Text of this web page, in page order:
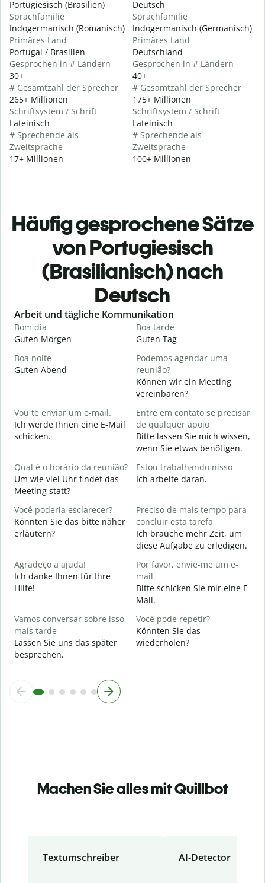
Portugiesisch (Brasilien)
Sprachfamilie
Indogermanisch (Romanisch)
Primäres Land
Portugal / Brasilien
Gesprochen in # Ländern
30+
# Gesamtzahl der Sprecher
265+ Millionen
Schriftsystem / Schrift
Lateinisch
# Sprechende als
Zweitsprache
17+ Millionen
Deutsch
Sprachfamilie
Indogermanisch (Germanisch)
Primäres Land
Deutschland
Gesprochen in # Ländern
40+
# Gesamtzahl der Sprecher
175+ Millionen
Schriftsystem / Schrift
Lateinisch
# Sprechende als
Zweitsprache
100+ Millionen
Häufig gesprochene Sätze
von Portugiesisch
(Brasilianisch) nach
Deutsch
Slide 1 of 6
Arbeit und tägliche Kommunikation
Bom dia
Guten Morgen
Boa tarde
Guten Tag
Boa noite
Guten Abend
Podemos agendar uma
reunião?
Können wir ein Meeting
vereinbaren?
Vou te enviar um e-mail.
Ich werde Ihnen eine E-Mail
schicken.
Entre em contato se precisar
de qualquer apoio
Bitte lassen Sie mich wissen,
wenn Sie etwas benötigen.
Qual é o horário da reunião?
Um wie viel Uhr findet das
Meeting statt?
Estou trabalhando nisso
Ich arbeite daran.
Você poderia esclarecer?
Könnten Sie das bitte näher
erläutern?
Preciso de mais tempo para
concluir esta tarefa
Ich brauche mehr Zeit, um
diese Aufgabe zu erledigen.
Agradeço a ajuda!
Ich danke Ihnen für Ihre
Hilfe!
Por favor, envie-me um e-
mail
Bitte schicken Sie mir eine E-
Mail.
Vamos conversar sobre isso
mais tarde
Lassen Sie uns das später
besprechen.
Você pode repetir?
Könnten Sie das
wiederholen?
Machen Sie alles mit Quillbot
Textumschreiber AI-Detector